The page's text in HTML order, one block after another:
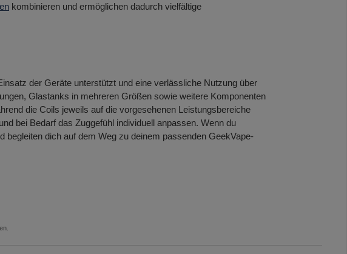
kombinieren und ermöglichen dadurch vielfältige
der Geräte unterstützt und eine verlässliche Nutzung über
Glastanks in mehreren Größen sowie weitere Komponenten
die Coils jeweils auf die vorgesehenen Leistungsbereiche
bei Bedarf das Zuggefühl individuell anpassen. Wenn du
begleiten dich auf dem Weg zu deinem passenden GeekVape-